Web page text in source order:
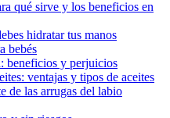
qué sirve y los beneficios en
hidratar tus manos
bebés
beneficios y perjuicios
ventajas y tipos de aceites
de las arrugas del labio